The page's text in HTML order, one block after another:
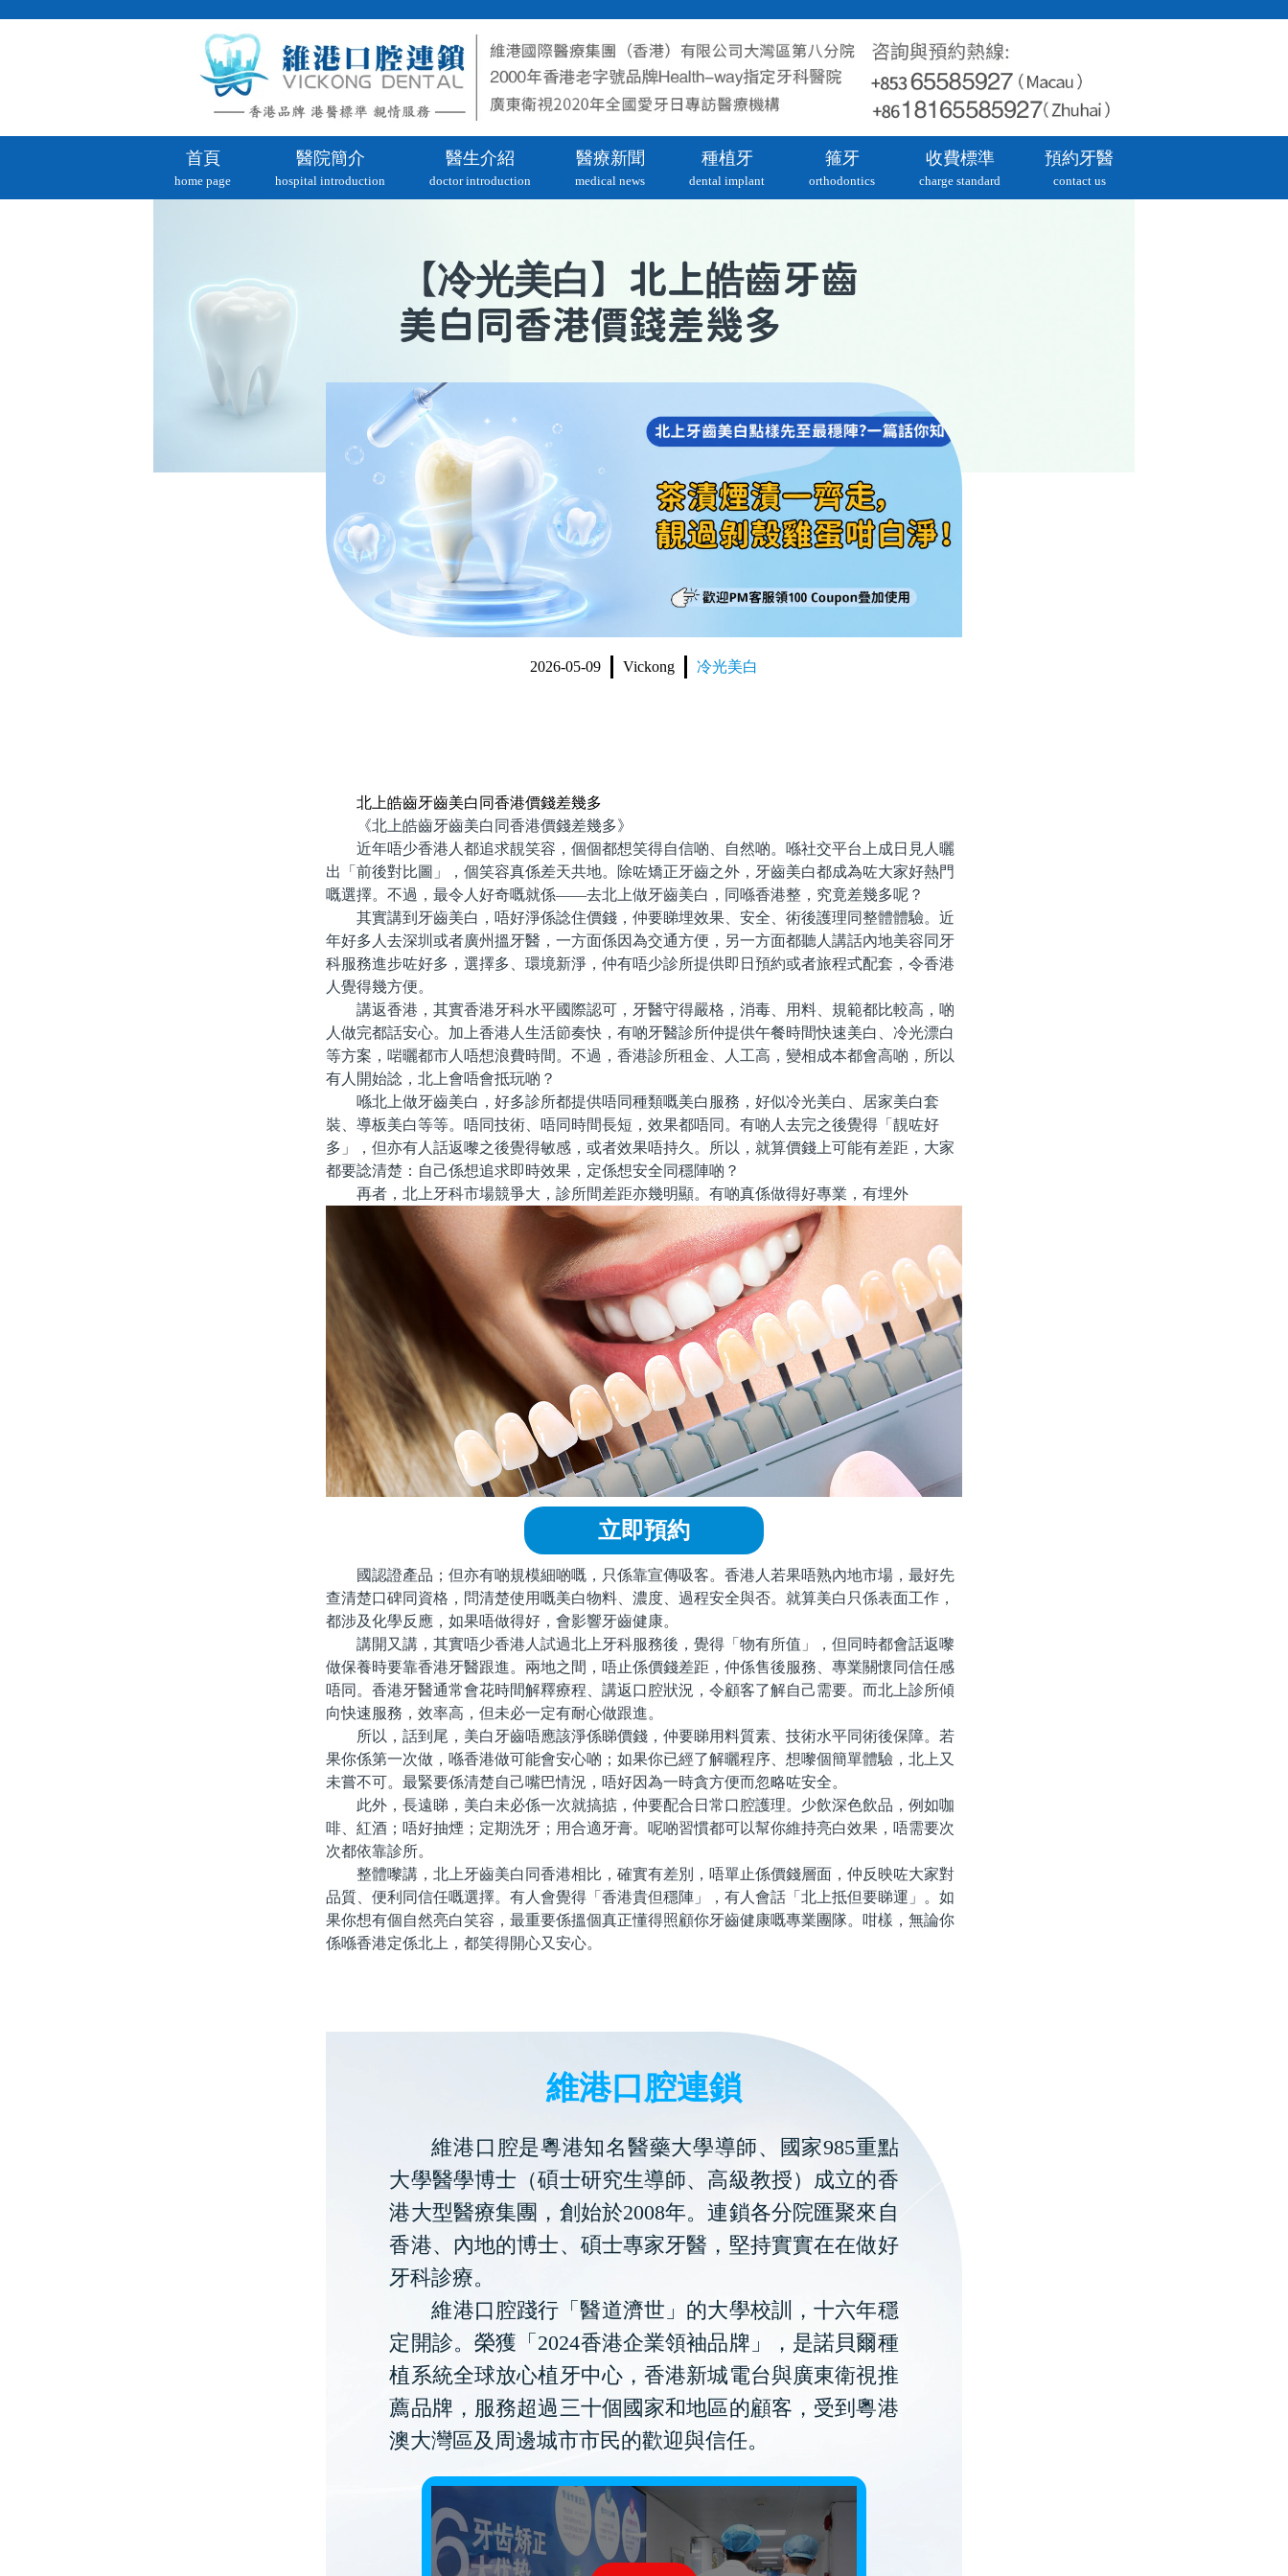
首頁
home page
醫院簡介
hospital introduction
醫生介紹
doctor introduction
醫療新聞
medical news
種植牙
dental implant
箍牙
orthodontics
收費標準
charge standard
預約牙醫
contact us
【冷光美白 】北上皓齒牙齒
美白同香港價錢差幾多
2026-05-09 Vickong 冷光美白
北上皓齒牙齒美白同香港價錢差幾多
《北上皓齒牙齒美白同香港價錢差幾多》
近年唔少香港人都追求靚笑容，個個都想笑得自信啲、自然啲。喺社交平台上成日見人曬
出「前後對比圖」，個笑容真係差天共地。除咗矯正牙齒之外，牙齒美白都成為咗大家好熱門
嘅選擇。不過，最令人好奇嘅就係——去北上做牙齒美白，同喺香港整，究竟差幾多呢？
其實講到牙齒美白，唔好淨係諗住價錢，仲要睇埋效果、安全、術後護理同整體體驗。近
年好多人去深圳或者廣州搵牙醫，一方面係因為交通方便，另一方面都聽人講話內地美容同牙
科服務進步咗好多，選擇多、環境新淨，仲有唔少診所提供即日預約或者旅程式配套，令香港
人覺得幾方便。
講返香港，其實香港牙科水平國際認可，牙醫守得嚴格，消毒、用料、規範都比較高，啲
人做完都話安心。加上香港人生活節奏快，有啲牙醫診所仲提供午餐時間快速美白、冷光漂白
等方案，啱曬都市人唔想浪費時間。不過，香港診所租金、人工高，變相成本都會高啲，所以
有人開始諗，北上會唔會抵玩啲？
喺北上做牙齒美白，好多診所都提供唔同種類嘅美白服務，好似冷光美白、居家美白套
裝、導板美白等等。唔同技術、唔同時間長短，效果都唔同。有啲人去完之後覺得「靚咗好
多」，但亦有人話返嚟之後覺得敏感，或者效果唔持久。所以，就算價錢上可能有差距，大家
都要諗清楚：自己係想追求即時效果，定係想安全同穩陣啲？
再者，北上牙科市場競爭大，診所間差距亦幾明顯。有啲真係做得好專業，有埋外
立即預約
國認證產品；但亦有啲規模細啲嘅，只係靠宣傳吸客。香港人若果唔熟內地市場，最好先
查清楚口碑同資格，問清楚使用嘅美白物料、濃度、過程安全與否。就算美白只係表面工作，
都涉及化學反應，如果唔做得好，會影響牙齒健康。
講開又講，其實唔少香港人試過北上牙科服務後，覺得「物有所值」，但同時都會話返嚟
做保養時要靠香港牙醫跟進。兩地之間，唔止係價錢差距，仲係售後服務、專業關懷同信任感
唔同。香港牙醫通常會花時間解釋療程、講返口腔狀況，令顧客了解自己需要。而北上診所傾
向快速服務，效率高，但未必一定有耐心做跟進。
所以，話到尾，美白牙齒唔應該淨係睇價錢，仲要睇用料質素、技術水平同術後保障。若
果你係第一次做，喺香港做可能會安心啲；如果你已經了解曬程序、想嚟個簡單體驗，北上又
未嘗不可。最緊要係清楚自己嘴巴情況，唔好因為一時貪方便而忽略咗安全。
此外，長遠睇，美白未必係一次就搞掂，仲要配合日常口腔護理。少飲深色飲品，例如咖
啡、紅酒；唔好抽煙；定期洗牙；用合適牙膏。呢啲習慣都可以幫你維持亮白效果，唔需要次
次都依靠診所。
整體嚟講，北上牙齒美白同香港相比，確實有差別，唔單止係價錢層面，仲反映咗大家對
品質、便利同信任嘅選擇。有人會覺得「香港貴但穩陣」，有人會話「北上抵但要睇運」。如
果你想有個自然亮白笑容，最重要係搵個真正懂得照顧你牙齒健康嘅專業團隊。咁樣，無論你
係喺香港定係北上，都笑得開心又安心。
維港口腔連鎖
維港口腔是粵港知名醫藥大學導師、國家985重點
大學醫學博士（碩士研究生導師、高級教授）成立的香
港大型醫療集團，創始於2008年。連鎖各分院匯聚來自
香港、內地的博士、碩士專家牙醫，堅持實實在在做好
牙科診療。
維港口腔踐行「醫道濟世」的大學校訓，十六年穩
定開診。榮獲「2024香港企業領袖品牌」，是諾貝爾種
植系統全球放心植牙中心，香港新城電台與廣東衛視推
薦品牌，服務超過三十個國家和地區的顧客，受到粵港
澳大灣區及周邊城市市民的歡迎與信任。